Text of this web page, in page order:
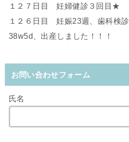
１２７日目 妊婦健診３回目★
１２６日目 妊娠23週、歯科検診
38w5d、出産しました！！！
お問い合わせフォーム
氏名